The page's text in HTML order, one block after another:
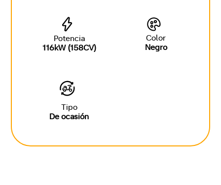
Potencia
116kW (158CV)
Color
Negro
Tipo
De ocasión